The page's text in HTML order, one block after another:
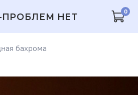
ПРОБЛЕМ НЕТ 0
бахрома